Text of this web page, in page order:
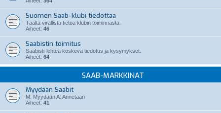
Suomen Saab-klubi tiedottaa
Täältä virallista tietoa klubin toiminnasta.
Aiheet: 46
Saabistin toimitus
Saabisti-lehteä koskeva tiedotus ja kysymykset.
Aiheet: 64
SAAB-MARKKINAT
Myydään Saabit
M: Myydään A: Annetaan
Aiheet: 41